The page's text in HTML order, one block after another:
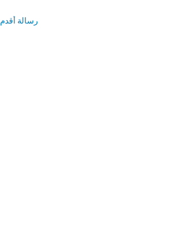
رسالة أقدم